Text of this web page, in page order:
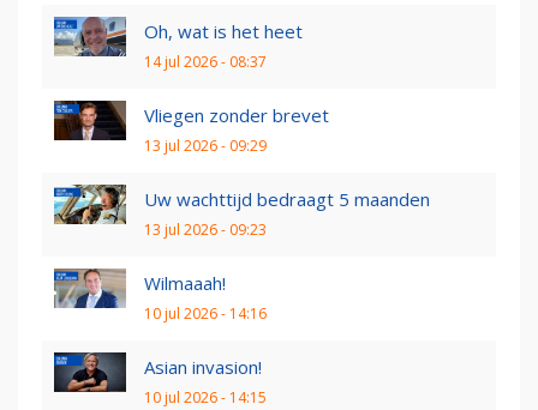
Oh, wat is het heet
14 jul 2026 - 08:37
Vliegen zonder brevet
13 jul 2026 - 09:29
Uw wachttijd bedraagt 5 maanden
13 jul 2026 - 09:23
Wilmaaah!
10 jul 2026 - 14:16
Asian invasion!
10 jul 2026 - 14:15